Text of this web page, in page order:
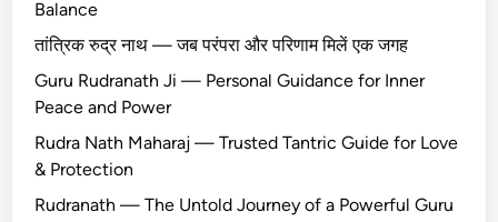
Balance
तांत्रिक रुद्र नाथ — जब परंपरा और परिणाम मिलें एक जगह
Guru Rudranath Ji — Personal Guidance for Inner
Peace and Power
Rudra Nath Maharaj — Trusted Tantric Guide for Love
& Protection
Rudranath — The Untold Journey of a Powerful Guru